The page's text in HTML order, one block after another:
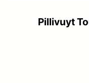
Pillivuyt